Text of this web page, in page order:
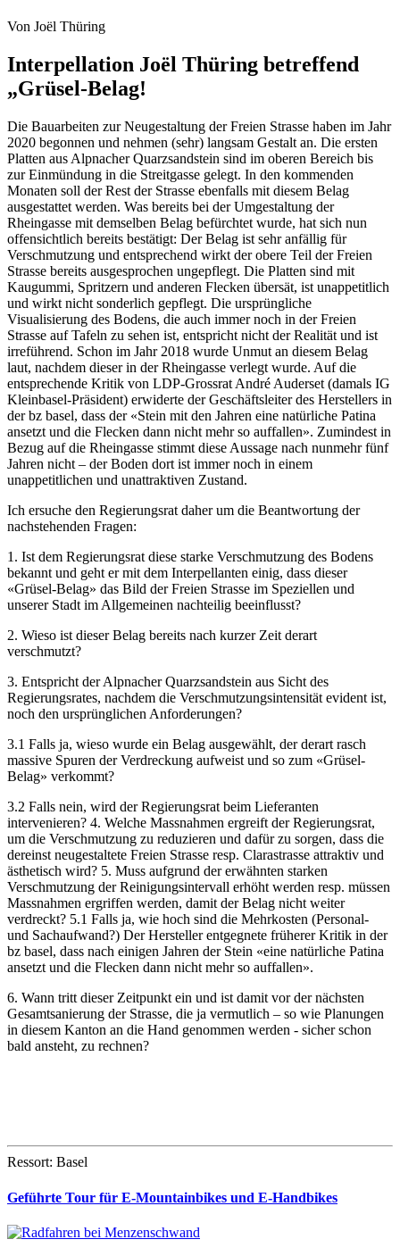
Von Joël Thüring
Interpellation Joël Thüring betreffend
„Grüsel-Belag!
Die Bauarbeiten zur Neugestaltung der Freien Strasse haben im Jahr
2020 begonnen und nehmen (sehr) langsam Gestalt an. Die ersten
Platten aus Alpnacher Quarzsandstein sind im oberen Bereich bis
zur Einmündung in die Streitgasse gelegt. In den kommenden
Monaten soll der Rest der Strasse ebenfalls mit diesem Belag
ausgestattet werden. Was bereits bei der Umgestaltung der
Rheingasse mit demselben Belag befürchtet wurde, hat sich nun
offensichtlich bereits bestätigt: Der Belag ist sehr anfällig für
Verschmutzung und entsprechend wirkt der obere Teil der Freien
Strasse bereits ausgesprochen ungepflegt. Die Platten sind mit
Kaugummi, Spritzern und anderen Flecken übersät, ist unappetitlich
und wirkt nicht sonderlich gepflegt. Die ursprüngliche
Visualisierung des Bodens, die auch immer noch in der Freien
Strasse auf Tafeln zu sehen ist, entspricht nicht der Realität und ist
irreführend. Schon im Jahr 2018 wurde Unmut an diesem Belag
laut, nachdem dieser in der Rheingasse verlegt wurde. Auf die
entsprechende Kritik von LDP-Grossrat André Auderset (damals IG
Kleinbasel-Präsident) erwiderte der Geschäftsleiter des Herstellers in
der bz basel, dass der «Stein mit den Jahren eine natürliche Patina
ansetzt und die Flecken dann nicht mehr so auffallen». Zumindest in
Bezug auf die Rheingasse stimmt diese Aussage nach nunmehr fünf
Jahren nicht – der Boden dort ist immer noch in einem
unappetitlichen und unattraktiven Zustand.
Ich ersuche den Regierungsrat daher um die Beantwortung der
nachstehenden Fragen:
1. Ist dem Regierungsrat diese starke Verschmutzung des Bodens
bekannt und geht er mit dem Interpellanten einig, dass dieser
«Grüsel-Belag» das Bild der Freien Strasse im Speziellen und
unserer Stadt im Allgemeinen nachteilig beeinflusst?
2. Wieso ist dieser Belag bereits nach kurzer Zeit derart
verschmutzt?
3. Entspricht der Alpnacher Quarzsandstein aus Sicht des
Regierungsrates, nachdem die Verschmutzungsintensität evident ist,
noch den ursprünglichen Anforderungen?
3.1 Falls ja, wieso wurde ein Belag ausgewählt, der derart rasch
massive Spuren der Verdreckung aufweist und so zum «Grüsel-
Belag» verkommt?
3.2 Falls nein, wird der Regierungsrat beim Lieferanten
intervenieren? 4. Welche Massnahmen ergreift der Regierungsrat,
um die Verschmutzung zu reduzieren und dafür zu sorgen, dass die
dereinst neugestaltete Freien Strasse resp. Clarastrasse attraktiv und
ästhetisch wird? 5. Muss aufgrund der erwähnten starken
Verschmutzung der Reinigungsintervall erhöht werden resp. müssen
Massnahmen ergriffen werden, damit der Belag nicht weiter
verdreckt? 5.1 Falls ja, wie hoch sind die Mehrkosten (Personal-
und Sachaufwand?) Der Hersteller entgegnete früherer Kritik in der
bz basel, dass nach einigen Jahren der Stein «eine natürliche Patina
ansetzt und die Flecken dann nicht mehr so auffallen».
6. Wann tritt dieser Zeitpunkt ein und ist damit vor der nächsten
Gesamtsanierung der Strasse, die ja vermutlich – so wie Planungen
in diesem Kanton an die Hand genommen werden - sicher schon
bald ansteht, zu rechnen?
Ressort: Basel
Geführte Tour für E-Mountainbikes und E-Handbikes